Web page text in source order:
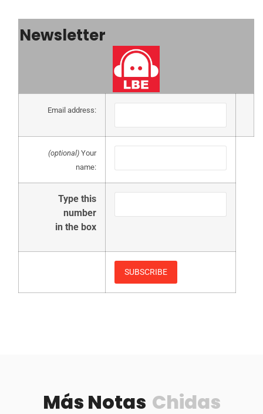
Newsletter
Email address:
(optional) Your
name:
Type this
number
in the box
Más Notas Chidas